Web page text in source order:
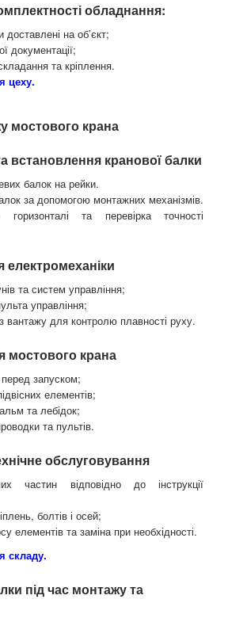
обладнання:
доставлені на об’єкт;
документації;
та кріплення.
цеху.
мостового крана
встановлення кранової балки
балок на рейки.
за допомогою монтажних механізмів.
та перевірка точності
електромеханіки
та систем управління;
управління;
вантажу для контролю плавності руху.
мостового крана
запуском;
елементів;
та лебідок;
та пультів.
обслуговування
частин відповідно до інструкції
болтів і осей;
елементів та заміна при необхідності.
складу.
під час монтажу та